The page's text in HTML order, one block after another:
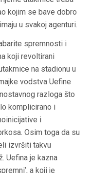
kojim se bave dobro
u svakoj agenturi.
spremnosti i
koji revoltirani
na stadionu u
vodstva Uefine
razloga što
komplicirano i
i
Osim toga da su
izvršiti takvu
Uefina je kazna
a koji je